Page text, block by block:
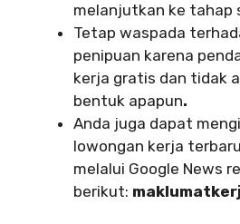
melanjutkan ke tahap
Tetap waspada
penipuan karena
kerja gratis dan tidak
bentuk apapun.
Anda juga dapat
lowongan kerja
melalui Google News
berikut: